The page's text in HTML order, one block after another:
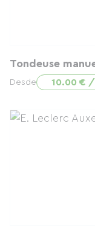
Tondeuse
Desde 10.00 €